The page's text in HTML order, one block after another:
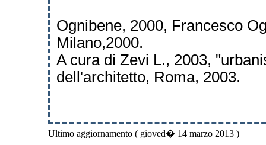
Ognibene, 2000, Francesco
Milano,2000.
A cura di Zevi L., 2003,
dell'architetto, Roma, 2003.
Ultimo aggiornamento ( gioved� 14 marzo 2013 )